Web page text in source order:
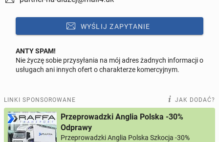
WYŚLIJ ZAPYTANIE
Odpowiedz na ofertę tego ogłoszenia
0 / 1000
ANTY SPAM!
Nie życzę sobie przysyłania na mój adres żadnych informacji o
usługach ani innych ofert o charakterze komercyjnym.
LINKI SPONSOROWANE JAK DODAĆ?
Przeprowadzki Anglia Polska -30%
Odprawy
Przeprowadzki Anglia Polska Szkocja -30%